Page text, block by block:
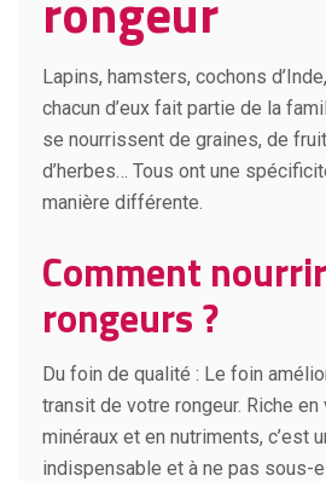
Lapins, hamsters, cochons
chacun d’eux fait partie de la
se nourrissent de graines, de
d’herbes… Tous ont une
manière différente.
Comment
rongeurs ?
Du foin de qualité : Le foin
transit de votre rongeur. Riche en
minéraux et en nutriments, c’est
indispensable et à ne pas sous-